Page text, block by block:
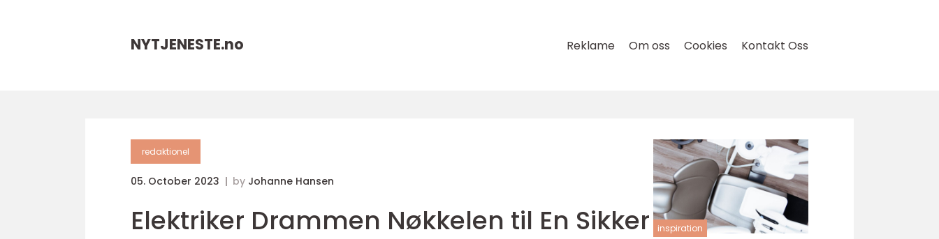
NYTJENESTE.no Reklame Om oss Cookies Kontakt Oss
redaktionel
05. October 2023 by Johanne Hansen
Elektriker Drammen Nøkkelen til En Sikker
inspiration